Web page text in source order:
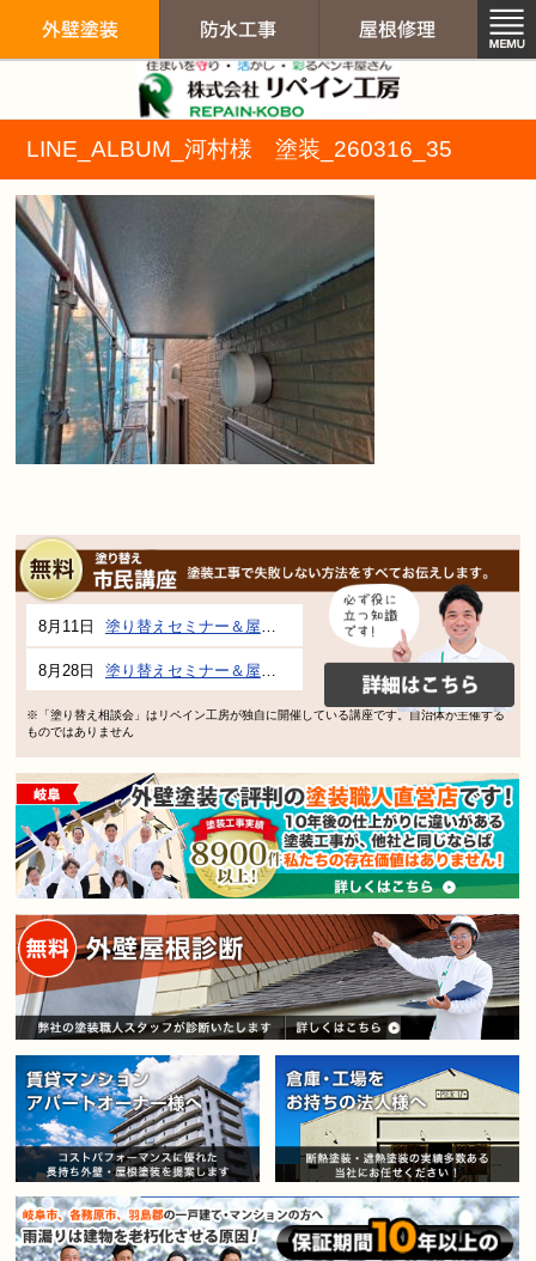
LINE_ALBUM_河村様 塗装_260316_35
8月11日 塗り替えセミナー＆屋根、外壁の塗り替え市民講座 inぎふメディアコスモス
8月28日 塗り替えセミナー＆屋根、外壁の塗り替え市民講座 inぎふメディアコスモス
※「塗り替え相談会」はリペイン工房が独自に開催している講座です。自治体が主催する
ものではありません
賃貸マンション・アパートオー